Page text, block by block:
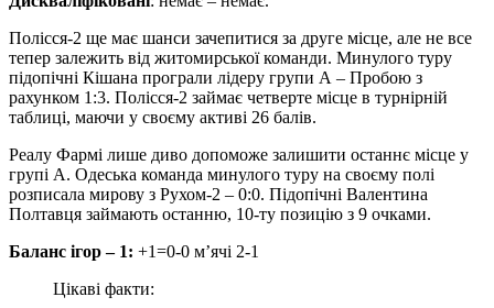
Полісся-2 ще має шанси зачепитися за друге місце, але не все
тепер залежить від житомирської команди. Минулого туру
підопічні Кішана програли лідеру групи А – Пробою з
рахунком 1:3. Полісся-2 займає четверте місце в турнірній
таблиці, маючи у своєму активі 26 балів.
Реалу Фармі лише диво допоможе залишити останнє місце у
групі А. Одеська команда минулого туру на своєму полі
розписала мирову з Рухом-2 – 0:0. Підопічні Валентина
Полтавця займають останню, 10-ту позицію з 9 очками.
Баланс ігор – 1: +1=0-0 м’ячі 2-1
Цікаві факти: